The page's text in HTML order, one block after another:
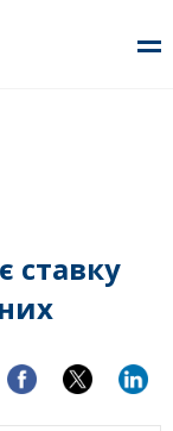
ставку